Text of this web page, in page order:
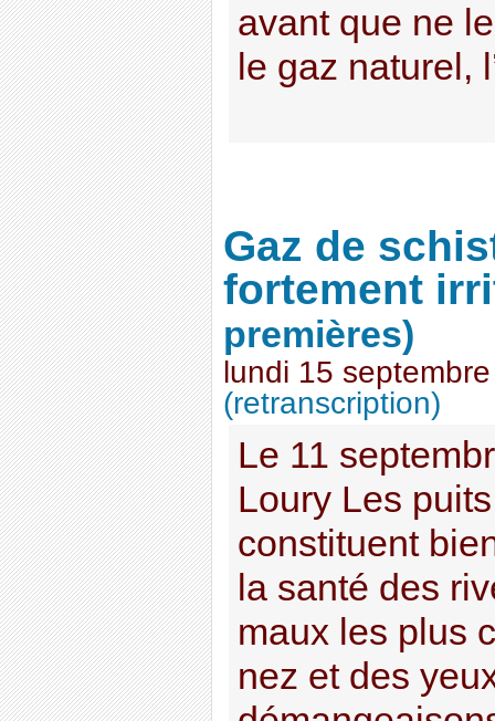
avant que ne
le gaz naturel,
Gaz de
fortement
premières)
lundi 15
(retranscription)
Le 11
Loury Les
constituent
la santé des
maux les plus
nez et des